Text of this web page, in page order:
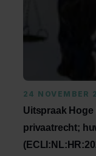
24 NOVEMBER
Uitspraak Hoge
privaatrecht;